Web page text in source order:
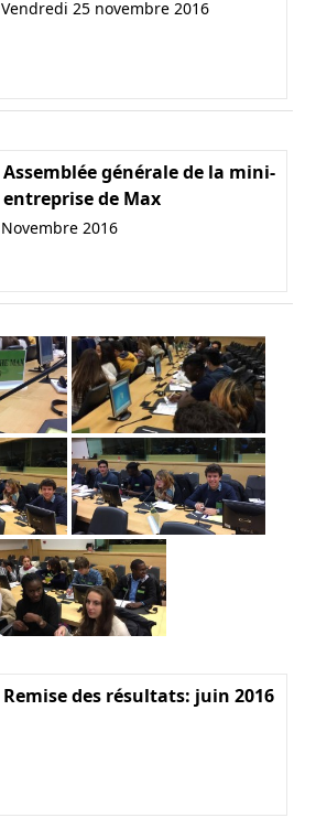
Vendredi 25 novembre 2016
Assemblée générale de la mini-
entreprise de Max
Novembre 2016
Remise des résultats: juin 2016